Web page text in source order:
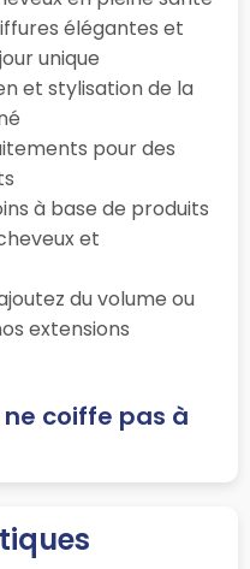
élégantes et
unique
et stylisation de la
pour des
à base de produits
et
du volume ou
extensions
coiffe pas à